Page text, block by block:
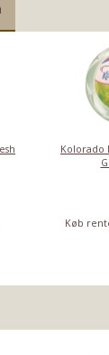
Kolorado
Køb